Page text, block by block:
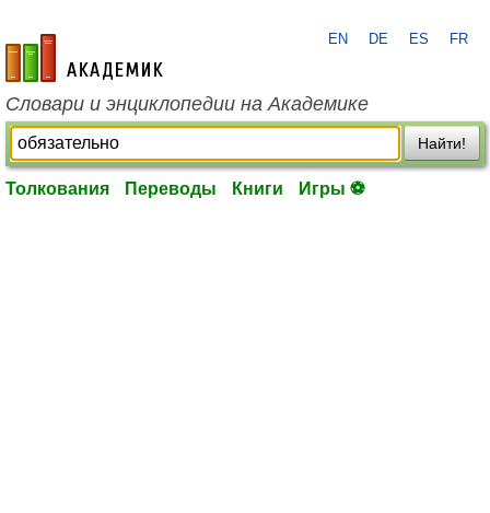
academic.ru
EN DE ES FR
Словари и энциклопедии на Академике
Найти!
Толкования Переводы Книги Игры ⚽